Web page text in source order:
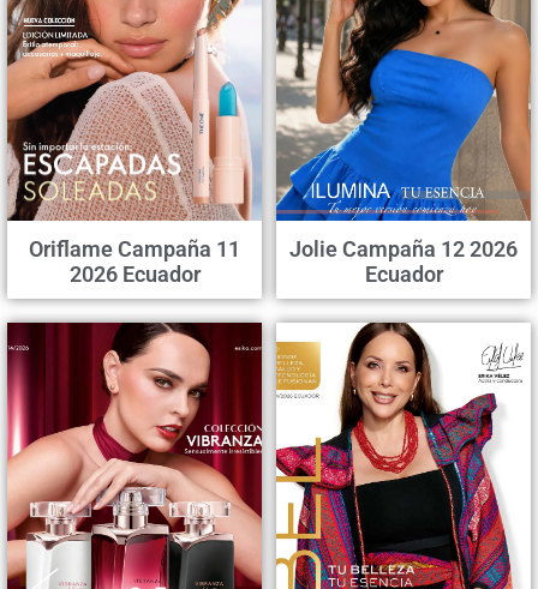
Oriflame Campaña 11
2026 Ecuador
Jolie Campaña 12 2026
Ecuador